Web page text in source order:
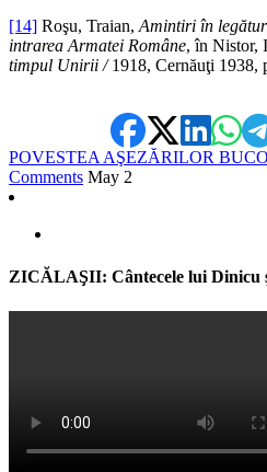
[14] Roşu, Traian, Amintiri în
intrarea Armatei Române, în Nistor,
timpul Unirii /1918, Cernăuţi 1938,
POVESTEA AŞEZĂRILOR
Comments May 2
ZICĂLAŞII: Cântecele lui Dinicu